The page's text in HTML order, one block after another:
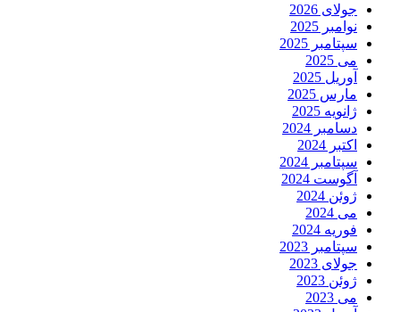
جولای 2026
نوامبر 2025
سپتامبر 2025
می 2025
آوریل 2025
مارس 2025
ژانویه 2025
دسامبر 2024
اکتبر 2024
سپتامبر 2024
آگوست 2024
ژوئن 2024
می 2024
فوریه 2024
سپتامبر 2023
جولای 2023
ژوئن 2023
می 2023